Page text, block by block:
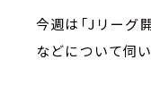
今週は「Jリーグ
などについて伺